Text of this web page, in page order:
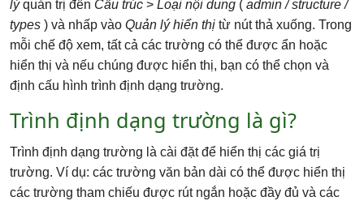
lýquản trị đến Cấu trúc > Loại nội dung ( admin / structure /
types ) và nhấp vào Quản lý hiển thị từ nút thả xuống. Trong
mỗi chế độ xem, tất cả các trường có thể được ẩn hoặc
hiển thị và nếu chúng được hiển thị, bạn có thể chọn và
định cấu hình trình định dạng trường.
Trình định dạng trường là gì?
Trình định dạng trường là cài đặt để hiển thị các giá trị
trường. Ví dụ: các trường văn bản dài có thể được hiển thị
các trường tham chiếu được rút ngắn hoặc đầy đủ và các